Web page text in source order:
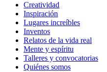
Creatividad
Inspiración
Lugares increíbles
Inventos
Relatos de la vida real
Mente y espíritu
Talleres y convocatorias
Quiénes somos